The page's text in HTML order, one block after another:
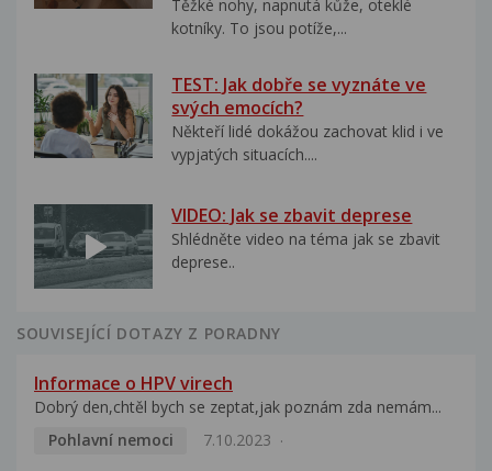
Těžké nohy, napnutá kůže, oteklé
kotníky. To jsou potíže,...
TEST: Jak dobře se vyznáte ve
svých emocích?
Někteří lidé dokážou zachovat klid i ve
vypjatých situacích....
VIDEO: Jak se zbavit deprese
Shlédněte video na téma jak se zbavit
deprese..
SOUVISEJÍCÍ DOTAZY Z PORADNY
Informace o HPV virech
Dobrý den,chtěl bych se zeptat,jak poznám zda nemám...
Pohlavní nemoci
7.10.2023